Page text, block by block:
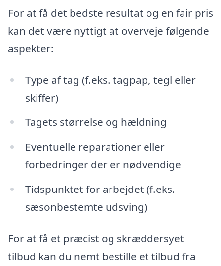
For at få det bedste resultat og en fair pris
kan det være nyttigt at overveje følgende
aspekter:
Type af tag (f.eks. tagpap, tegl eller
skiffer)
Tagets størrelse og hældning
Eventuelle reparationer eller
forbedringer der er nødvendige
Tidspunktet for arbejdet (f.eks.
sæsonbestemte udsving)
For at få et præcist og skræddersyet
tilbud kan du nemt bestille et tilbud fra